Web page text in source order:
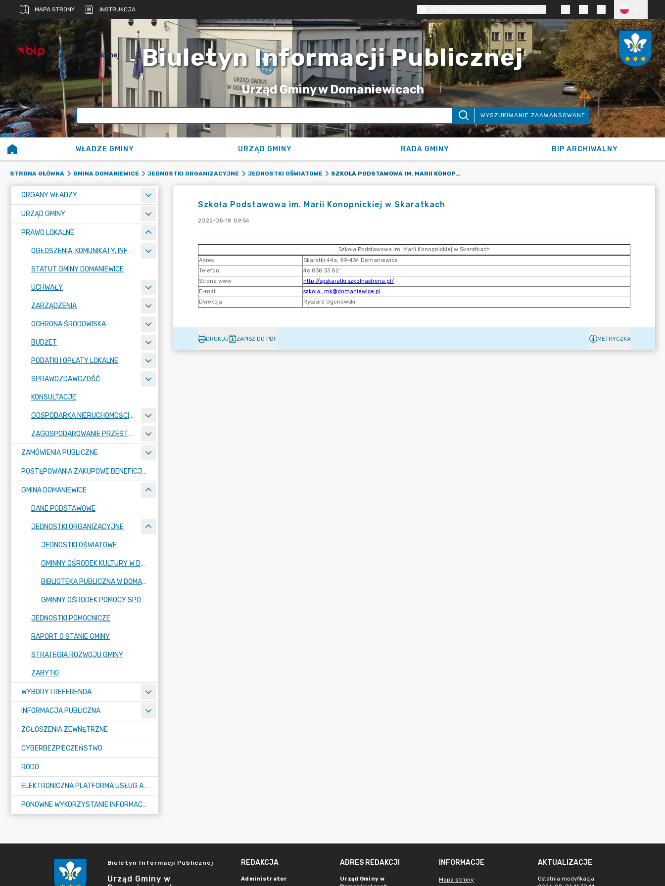
MAPA STRONY INSTRUKCJA
biuletyn
informacji publicznej Biuletyn Informacji Publicznej
Urząd Gminy w Domaniewicach
WYSZUKIWANIE ZAAWANSOWANE
WŁADZE GMINY URZĄD GMINY RADA GMINY BIP ARCHIWALNY
STRONA GŁÓWNA GMINA DOMANIEWICE JEDNOSTKI ORGANIZACYJNE JEDNOSTKI OŚWIATOWE SZKOŁA PODSTAWOWA IM. MARII KONOPNICKIEJ W SKARATKACH
ORGANY WŁADZY
URZĄD GMINY
PRAWO LOKALNE
OGŁOSZENIA, KOMUNIKATY, INFORMACJE
STATUT GMINY DOMANIEWICE
UCHWAŁY
ZARZĄDZENIA
OCHRONA ŚRODOWISKA
BUDŻET
PODATKI I OPŁATY LOKALNE
SPRAWOZDAWCZOŚĆ
KONSULTACJE
GOSPODARKA NIERUCHOMOŚCIAMI
ZAGOSPODAROWANIE PRZESTRZENNE
ZAMÓWIENIA PUBLICZNE
POSTĘPOWANIA ZAKUPOWE BENEFICJENTÓW DOTACJI
GMINA DOMANIEWICE
DANE PODSTAWOWE
JEDNOSTKI ORGANIZACYJNE
JEDNOSTKI OŚWIATOWE
GMINNY OŚRODEK KULTURY W DOMANIEWICACH
BIBLIOTEKA PUBLICZNA W DOMANIEWICACH
GMINNY OŚRODEK POMOCY SPOŁECZNEJ
JEDNOSTKI POMOCNICZE
RAPORT O STANIE GMINY
STRATEGIA ROZWOJU GMINY
ZABYTKI
WYBORY I REFERENDA
INFORMACJA PUBLICZNA
ZGŁOSZENIA ZEWNĘTRZNE
CYBERBEZPIECZEŃSTWO
RODO
ELEKTRONICZNA PLATFORMA USŁUG ADMINISTRACJI PUBLICZNEJ - EPUAP
PONOWNE WYKORZYSTANIE INFORMACJI PUBLICZNEJ
Szkoła Podstawowa im. Marii Konopnickiej w Skaratkach
2022-05-18 09:54
DRUKUJ ZAPISZ DO PDF METRYCZKA
Biuletyn Informacji Publicznej
Urząd Gminy w
REDAKCJA
Administrator
ADRES REDAKCJI
Urząd Gminy w
INFORMACJE
Mapa strony
AKTUALIZACJE
Ostatnia modyfikacja